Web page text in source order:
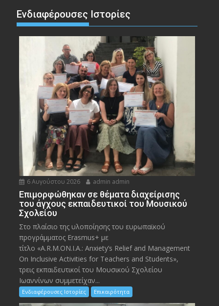
Ενδιαφέρουσες Ιστορίες
6 Αυγούστου 2026 admin admin
Eπιμορφώθηκαν σε θέματα διαχείρισης
του άγχους εκπαιδευτικοί του Μουσικού
Σχολείου
Στο πλαίσιο της υλοποίησης του ευρωπαϊκού
προγράμματος Erasmus+ με
τίτλο «A.R.M.ON.I.A.: Anxiety’s Relief and Management
On Inclusive Activities for Teachers and Students»,
τρεις εκπαιδευτικοί του Μουσικού Σχολείου
Ιωαννίνων συμμετείχαν...
Ενδιαφέρουσες Ιστορίες Επικαιρότητα